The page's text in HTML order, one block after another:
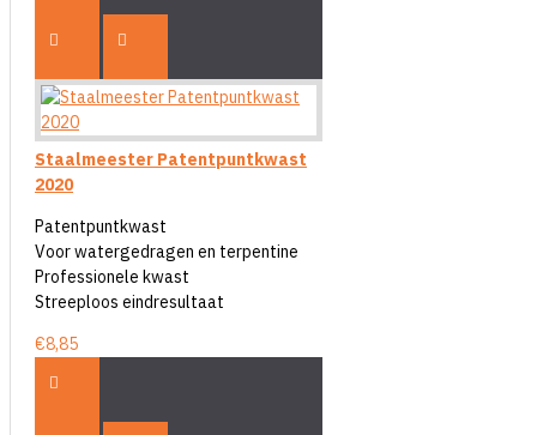
Staalmeester Patentpuntkwast
2020
Patentpuntkwast
Voor watergedragen en terpentine
Professionele kwast
Streeploos eindresultaat
€8,85